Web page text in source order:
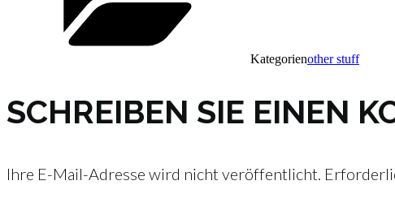
Kategorienother stuff
SCHREIBEN SIE EINEN
Ihre E-Mail-Adresse wird nicht veröffentlicht.